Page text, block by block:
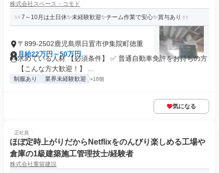
株式会社スペース・コモド
7～10月は土日休✨未経験歓迎✨チーム作業で安心✨賞与あり
〒899-2502鹿児島県日置市伊集院町徳重
月給22万円～50万円
求めている人材 【必須条件】 ✅ 普通自動車免許をお持ちの方
【こんな方大歓迎！】 ...
制服あり 業界未経験歓迎 +18個
気になる
正社員
ほぼ定時上がりだからNetflixをのんびり楽しめる工場や
倉庫の1級建築施工管理技士/経験者
株式会社重留建設